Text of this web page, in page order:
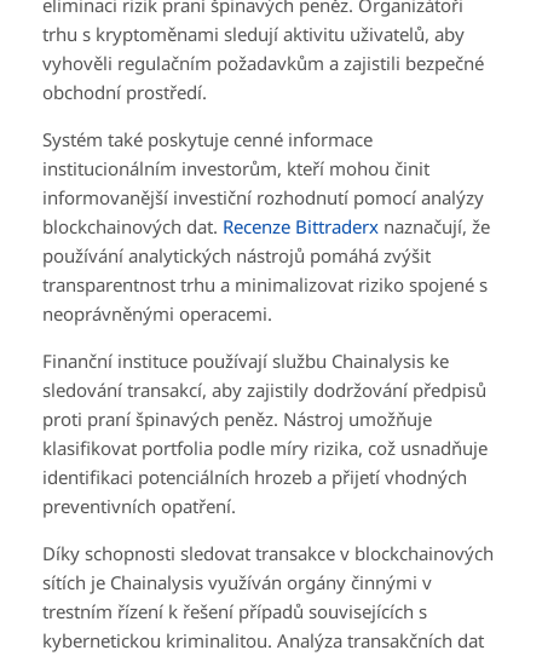
eliminaci rizik praní špinavých peněz. Organizátoři
trhu s kryptoměnami sledují aktivitu uživatelů, aby
vyhověli regulačním požadavkům a zajistili bezpečné
obchodní prostředí.
Systém také poskytuje cenné informace
institucionálním investorům, kteří mohou činit
informovanější investiční rozhodnutí pomocí analýzy
blockchainových dat. Recenze Bittraderx naznačují, že
používání analytických nástrojů pomáhá zvýšit
transparentnost trhu a minimalizovat riziko spojené s
neoprávněnými operacemi.
Finanční instituce používají službu Chainalysis ke
sledování transakcí, aby zajistily dodržování předpisů
proti praní špinavých peněz. Nástroj umožňuje
klasifikovat portfolia podle míry rizika, což usnadňuje
identifikaci potenciálních hrozeb a přijetí vhodných
preventivních opatření.
Díky schopnosti sledovat transakce v blockchainových
sítích je Chainalysis využíván orgány činnými v
trestním řízení k řešení případů souvisejících s
kybernetickou kriminalitou. Analýza transakčních dat